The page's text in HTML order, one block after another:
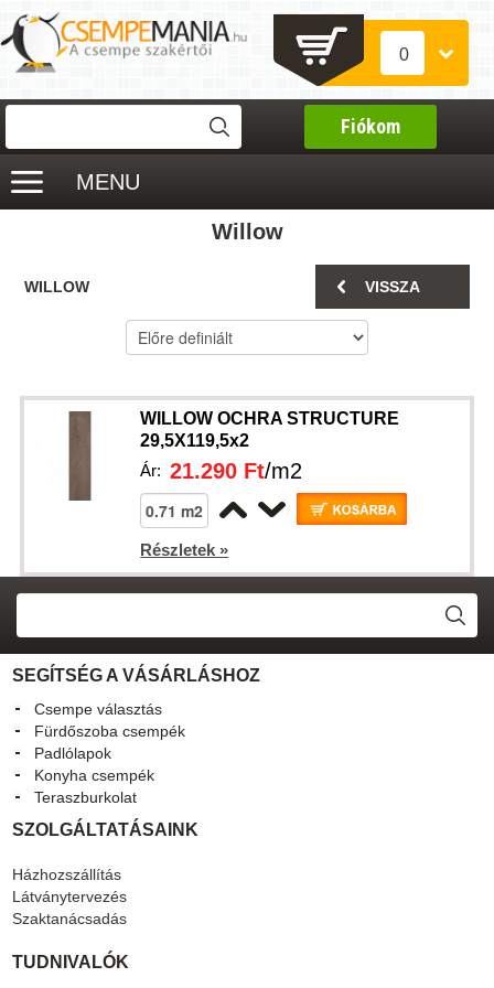
0
Fiókom
MENU
Willow
WILLOW VISSZA
WILLOW OCHRA STRUCTURE
29,5X119,5x2
Ár: 21.290 Ft/m2
Részletek »
SEGÍTSÉG A VÁSÁRLÁSHOZ
Csempe választás
Fürdőszoba csempék
Padlólapok
Konyha csempék
Teraszburkolat
SZOLGÁLTATÁSAINK
Házhozszállítás
Látványtervezés
Szaktanácsadás
TUDNIVALÓK